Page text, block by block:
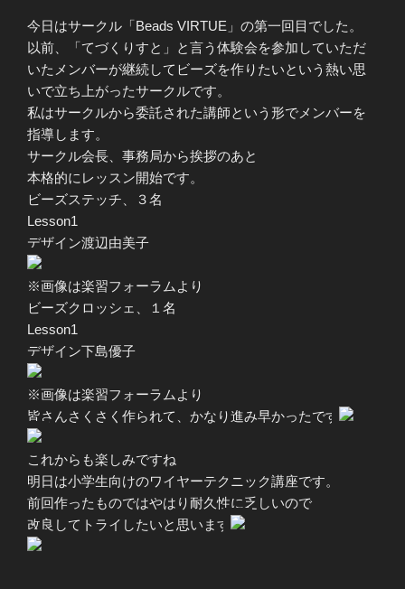
今日はサークル「Beads VIRTUE」の第一回目でした。
以前、「てづくりすと」と言う体験会を参加していただ
いたメンバーが継続してビーズを作りたいという熱い思
いで立ち上がったサークルです。
私はサークルから委託された講師という形でメンバーを
指導します。
サークル会長、事務局から挨拶のあと
本格的にレッスン開始です。
ビーズステッチ、３名
Lesson1
デザイン渡辺由美子
※画像は楽習フォーラムより
ビーズクロッシェ、１名
Lesson1
デザイン下島優子
※画像は楽習フォーラムより
皆さんさくさく作られて、かなり進み早かったです
これからも楽しみですね
明日は小学生向けのワイヤーテクニック講座です。
前回作ったものではやはり耐久性に乏しいので
改良してトライしたいと思います